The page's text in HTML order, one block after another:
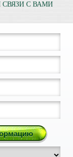
СВЯЗИ С ВАМИ